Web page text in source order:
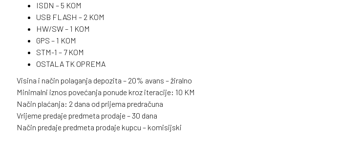
ISDN – 5 KOM
USB FLASH – 2 KOM
HW/SW – 1 KOM
GPS – 1 KOM
STM-1 – 7 KOM
OSTALA TK OPREMA
Visina i način polaganja depozita – 20% avans – žiralno
Minimalni iznos povećanja ponude kroz iteracije: 10 KM
Način plaćanja: 2 dana od prijema predračuna
Vrijeme predaje predmeta prodaje – 30 dana
Način predaje predmeta prodaje kupcu – komisijski